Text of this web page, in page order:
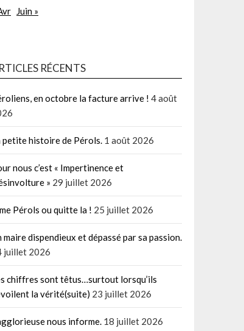
Juin »
RÉCENTS
en octobre la facture arrive ! 4 août
petite histoire de Pérols. 1 août 2026
nous c’est « Impertinence et
» 29 juillet 2026
Pérols ou quitte la ! 25 juillet 2026
maire dispendieux et dépassé par sa passion.
juillet 2026
chiffres sont têtus…surtout lorsqu’ils
la vérité(suite) 23 juillet 2026
nous informe. 18 juillet 2026